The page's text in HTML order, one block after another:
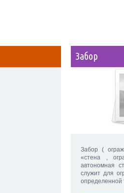
Забор
Забор (
«стена ,
автономная
служит для
определенной